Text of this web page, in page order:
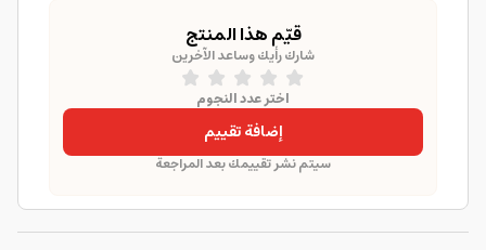
قيّم هذا المنتج
شارك رأيك وساعد الآخرين
اختر عدد النجوم
إضافة تقييم
سيتم نشر تقييمك بعد المراجعة